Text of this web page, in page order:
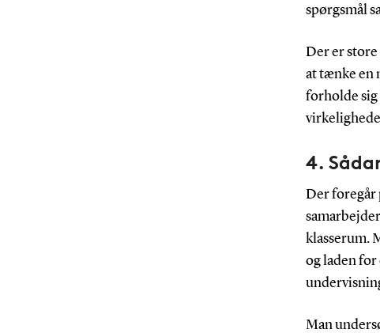
spørgsmål
Der er
at tænke en
forholde sig
4.
Der foregår
klasserum.
og laden
Man